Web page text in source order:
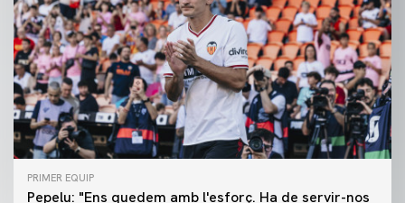
PRIMER EQUIP
Pepelu: "Ens quedem amb l'esforç. Ha de servir-nos
PRIMER EQUIP